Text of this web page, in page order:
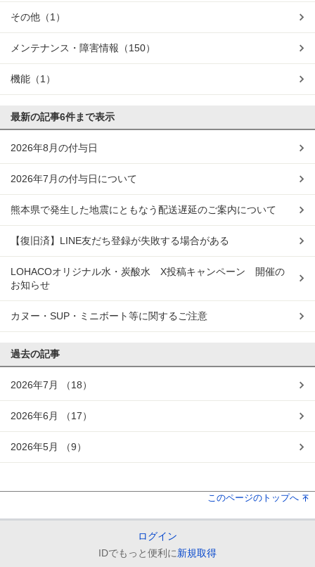
その他 （1）
メンテナンス・障害情報 （150）
機能 （1）
最新の記事6件まで表示
2026年8月の付与日
2026年7月の付与日について
熊本県で発生した地震にともなう配送遅延のご案内について
【復旧済】LINE友だち登録が失敗する場合がある
LOHACOオリジナル水・炭酸水 X投稿キャンペーン 開催の
お知らせ
カヌー・SUP・ミニボート等に関するご注意
過去の記事
2026年7月 （18）
2026年6月 （17）
2026年5月 （9）
このページのトップへ
ログイン
IDでもっと便利に新規取得